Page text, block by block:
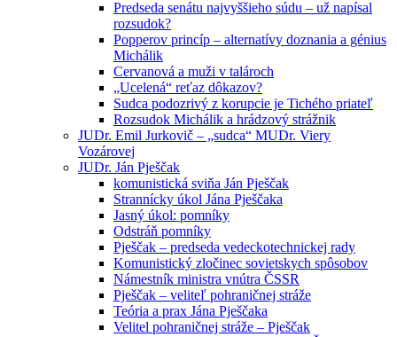
Predseda senátu najvyššieho súdu – už napísal
rozsudok?
Popperov princíp – alternatívy doznania a génius
Michálik
Cervanová a muži v talároch
„Ucelená“ reťaz dôkazov?
Sudca podozrivý z korupcie je Tichého priateľ
Rozsudok Michálik a hrádzový strážnik
JUDr. Emil Jurkovič – „sudca“ MUDr. Viery
Vozárovej
JUDr. Ján Pješčak
komunistická sviňa Ján Pješčak
Strannícky úkol Jána Pješčaka
Jasný úkol: pomníky
Odstráň pomníky
Pješčak – predseda vedeckotechnickej rady
Komunistický zločinec sovietskych spôsobov
Námestník ministra vnútra ČSSR
Pješčak – veliteľ pohraničnej stráže
Teória a prax Jána Pješčaka
Velitel pohraničnej stráže – Pješčak